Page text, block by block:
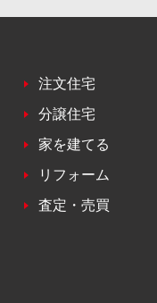
注文住宅
分譲住宅
家を建てる
リフォーム
査定・売買